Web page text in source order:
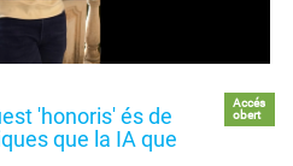
'honoris' és de
que la IA que
Accés
obert